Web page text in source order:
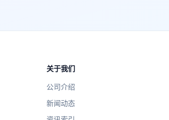
关于我们
公司介绍
新闻动态